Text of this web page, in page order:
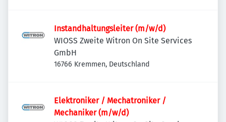
Instandhaltungsleiter (m/w/d)
WIOSS Zweite Witron On Site Services
GmbH
16766 Kremmen, Deutschland
Elektroniker / Mechatroniker /
Mechaniker (m/w/d)